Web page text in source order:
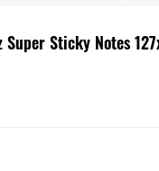
Sticky Notes